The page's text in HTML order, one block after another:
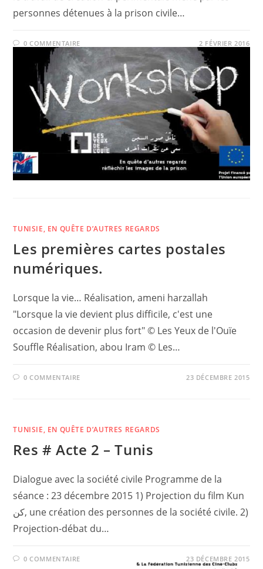
personnes détenues à la prison civile…
0 COMMENTAIRE 2 FÉVRIER 2016
TUNISIE, EN QUÊTE D’AUTRES REGARDS
Les premières cartes postales
numériques.
Lorsque la vie… Réalisation, ameni harzallah
"Lorsque la vie devient plus difficile, c'est une
occasion de devenir plus fort" © Les Yeux de l'Ouïe
Souffle Réalisation, abou Iram © Les…
0 COMMENTAIRE 23 DÉCEMBRE 2015
TUNISIE, EN QUÊTE D’AUTRES REGARDS
Res # Acte 2 – Tunis
Dialogue avec la société civile Programme de la
séance : 23 décembre 2015 1) Projection du film Kun
كن, une création des personnes de la société civile. 2)
Projection-débat du…
0 COMMENTAIRE 23 DÉCEMBRE 2015